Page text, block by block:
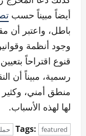
أيضاً مبيناً حسب
باطل، واعتبر أن
وجود أنظمة
قنوع اقتراحاً
رسمية، مبيناً أن
منطق أمني، وكثير
لها لهذه الأسباب.
Tags: featured